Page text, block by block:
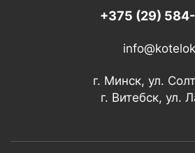
+375 (29)
г. Минск, ул.
г. Витебск, ул.